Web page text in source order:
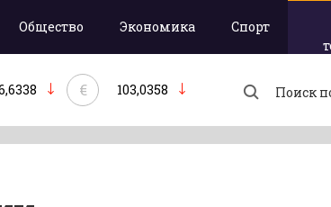
Общество Экономика Спорт
€ 103,0358